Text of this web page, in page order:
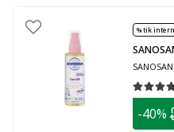
% tik
Vidutinis
-40%